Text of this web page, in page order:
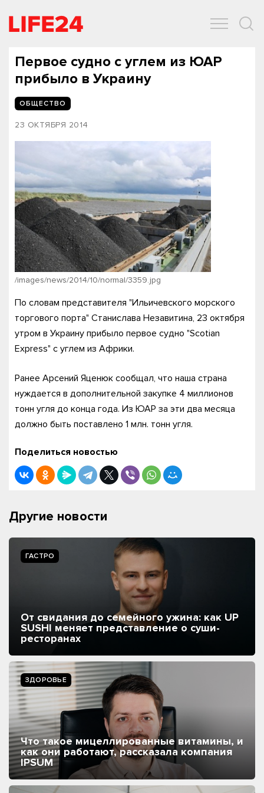
Первое судно с углем из ЮАР
прибыло в Украину
ОБЩЕСТВО
23 ОКТЯБРЯ 2014
/images/news/2014/10/normal/3359.jpg
По словам представителя "Ильичевского морского
торгового порта" Станислава Незавитина, 23 октября
утром в Украину прибыло первое судно "Scotian
Express" с углем из Африки.
Ранее Арсений Яценюк сообщал, что наша страна
нуждается в дополнительной закупке 4 миллионов
тонн угля до конца года. Из ЮАР за эти два месяца
должно быть поставлено 1 млн. тонн угля.
Поделиться новостью
Другие новости
ГАСТРО
От свидания до семейного ужина: как UP
SUSHI меняет представление о суши-
ресторанах
ЗДОРОВЬЕ
Что такое мицеллированные витамины, и
как они работают, рассказала компания
IPSUM